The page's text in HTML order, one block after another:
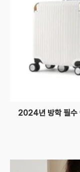
2024년 방학 필수